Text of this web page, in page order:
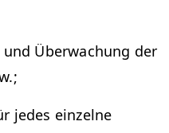
Überwachung der
jedes einzelne